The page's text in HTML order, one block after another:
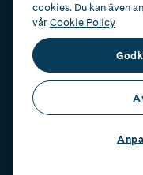
cookies. Du kan även
vårCookie Policy